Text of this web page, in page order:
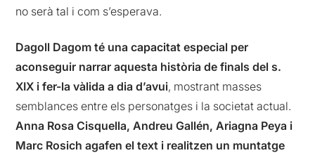
no serà tal i com s’esperava.
Dagoll Dagom té una capacitat especial per
aconseguir narrar aquesta història de finals del s.
XIX i fer-la vàlida a dia d’avui, mostrant masses
semblances entre els personatges i la societat actual.
Anna Rosa Cisquella, Andreu Gallén, Ariagna Peya i
Marc Rosich agafen el text i realitzen un muntatge